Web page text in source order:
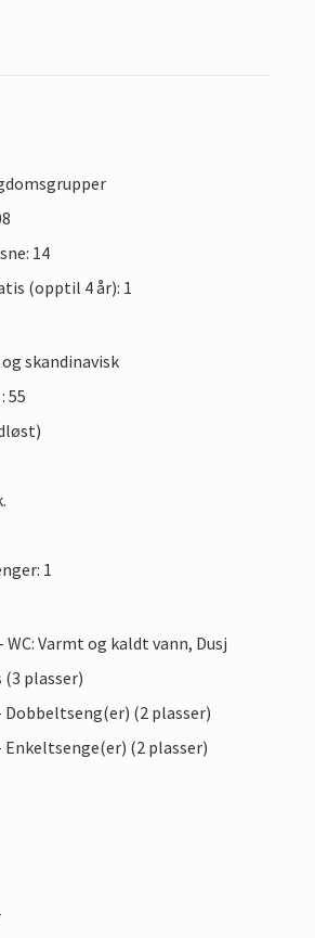
14
(opptil 4 år): 1
skandinavisk
55
1
WC: Varmt og kaldt vann, Dusj
(3 plasser)
Dobbeltseng(er) (2 plasser)
Enkeltsenge(er) (2 plasser)